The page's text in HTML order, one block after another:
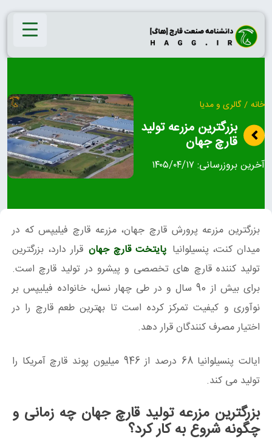
Skip
content
خانه / گالری و مدیا
بزرگترین مزرعه تولید
قارچ جهان
آخرین بروزرسانی: ۱۴۰۵/۰۴/۱۷
بزرگترین مزرعه پرورش قارچ جهان، مزرعه قارچ فیلیپس که در
میدان کنت، پنسیلوانیا پایتخت قارچ جهان قرار دارد، بزرگترین
تولید کننده قارچ های تخصصی و پیشرو در تولید قارچ است.
برای بیش از 90 سال و در طی چهار نسل، خانواده فیلیپس بر
نوآوری و کیفیت تمرکز کرده است تا بهترین طعم قارچ را در
اختیار مصرف کنندگان قرار دهد.
ایالت پنسیلوانیا 68 درصد از 946 میلیون پوند قارچ آمریکا را
تولید می کند.
بزرگترین مزرعه تولید قارچ جهان چه زمانی و
چگونه شروع به کار کرد؟